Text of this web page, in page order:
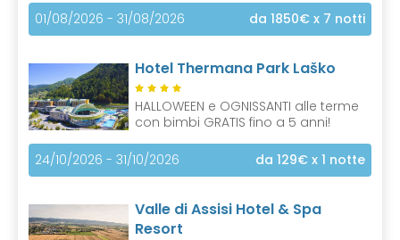
01/08/2026 - 31/08/2026 da 1850€ x 7 notti
Hotel Thermana Park Laško
HALLOWEEN e OGNISSANTI alle terme
con bimbi GRATIS fino a 5 anni!
24/10/2026 - 31/10/2026 da 129€ x 1 notte
Valle di Assisi Hotel & Spa
Resort